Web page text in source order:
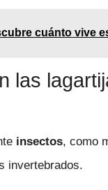
cuánto vive
las
insectos, como
invertebrados.